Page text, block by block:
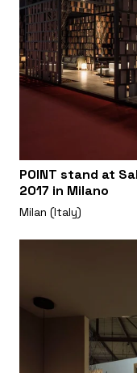
POINT stand at
2017 in Milano
Milan (Italy)